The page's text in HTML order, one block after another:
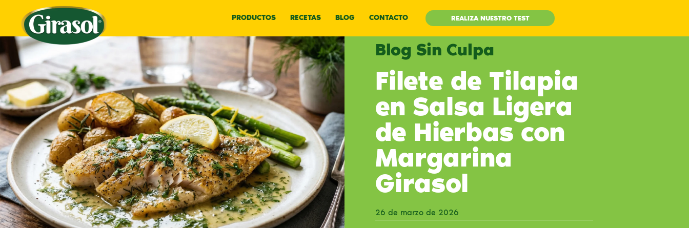
PRODUCTOS RECETAS BLOG CONTACTO REALIZA NUESTRO TEST
Blog Sin Culpa
Filete de Tilapia
en Salsa Ligera
de Hierbas con
Margarina
Girasol
26 de marzo de 2026